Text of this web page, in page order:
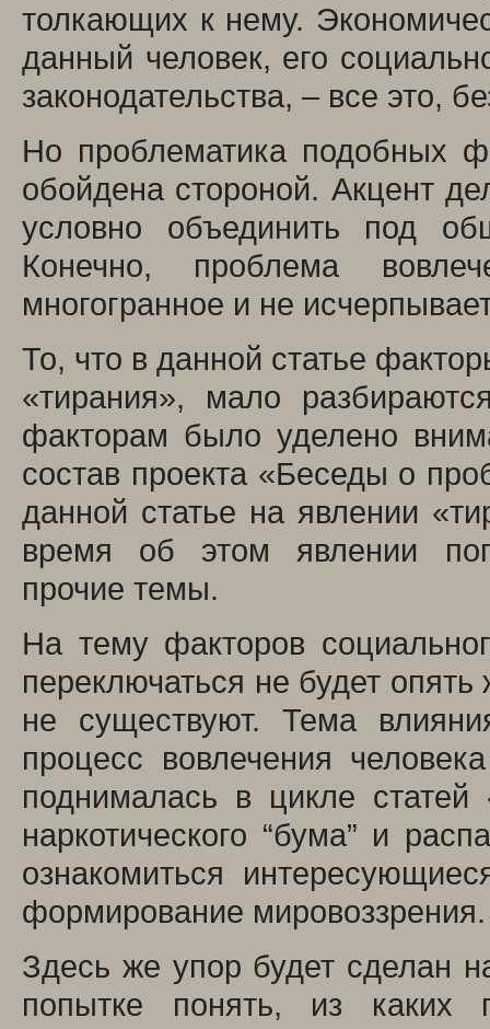
толкающих к нему.
данный человек, его
законодательства, – все это,
Но проблематика подобных
обойдена стороной. Акцент
условно объединить под
Конечно, проблема
многогранное и не
То, что в данной статье
«тирания», мало
факторам было уделено
состав проекта «Беседы о
данной статье на явлении
время об этом явлении
прочие темы.
На тему факторов
переключаться не будет
не существуют. Тема
процесс вовлечения
поднималась в цикле статей
наркотического “бума” и
ознакомиться
формирование мировоззрения.
Здесь же упор будет сделан
попытке понять, из каких